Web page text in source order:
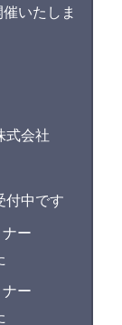
いたしま
式会社
付中です
ナー
ナー